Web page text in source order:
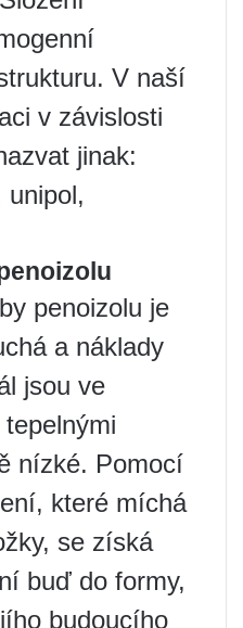
V naší
v závislosti
jinak:
unipol,
penoizolu je
a náklady
jsou ve
nízké. Pomocí
které míchá
se získá
buď do formy,
budoucího